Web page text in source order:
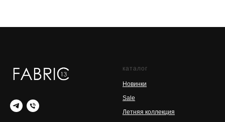
каталог
Новинки
Sale
Летняя коллекция